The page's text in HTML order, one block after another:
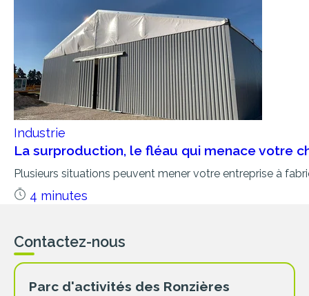
Industrie
La surproduction, le fléau qui menace votre
Plusieurs situations peuvent mener votre entreprise à
4 minutes
Contactez-nous
Parc d'activités des Ronzières